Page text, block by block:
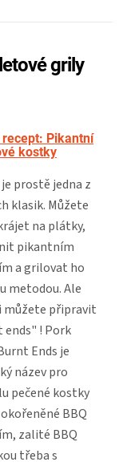
grily
recept: Pikantní
kostky
prostě jedna z
klasik. Můžete
na plátky,
pikantním
a grilovat ho
metodou. Ale
můžete připravit
! Pork
Ends je
název pro
pečené kostky
BBQ
zalité BBQ
třeba s